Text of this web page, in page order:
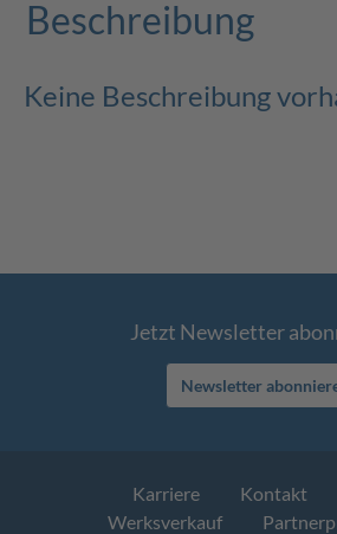
Beschreibung
Keine Beschreibung
Jetzt Newsletter
Newsletter
Karriere Kontakt
Werksverkauf